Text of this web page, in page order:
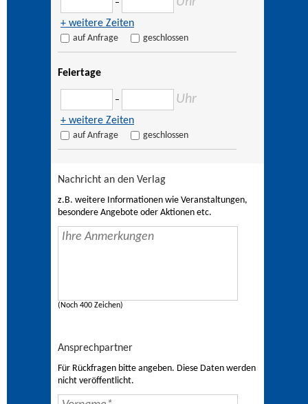
–
+ weitere Zeiten
auf Anfrage geschlossen
Feiertage
– Uhr
+ weitere Zeiten
auf Anfrage geschlossen
Nachricht an den Verlag
z.B. weitere Informationen wie Veranstaltungen,
besondere Angebote oder Aktionen etc.
(Noch 400 Zeichen)
Ansprechpartner
Für Rückfragen bitte angeben. Diese Daten werden
nicht veröffentlicht.